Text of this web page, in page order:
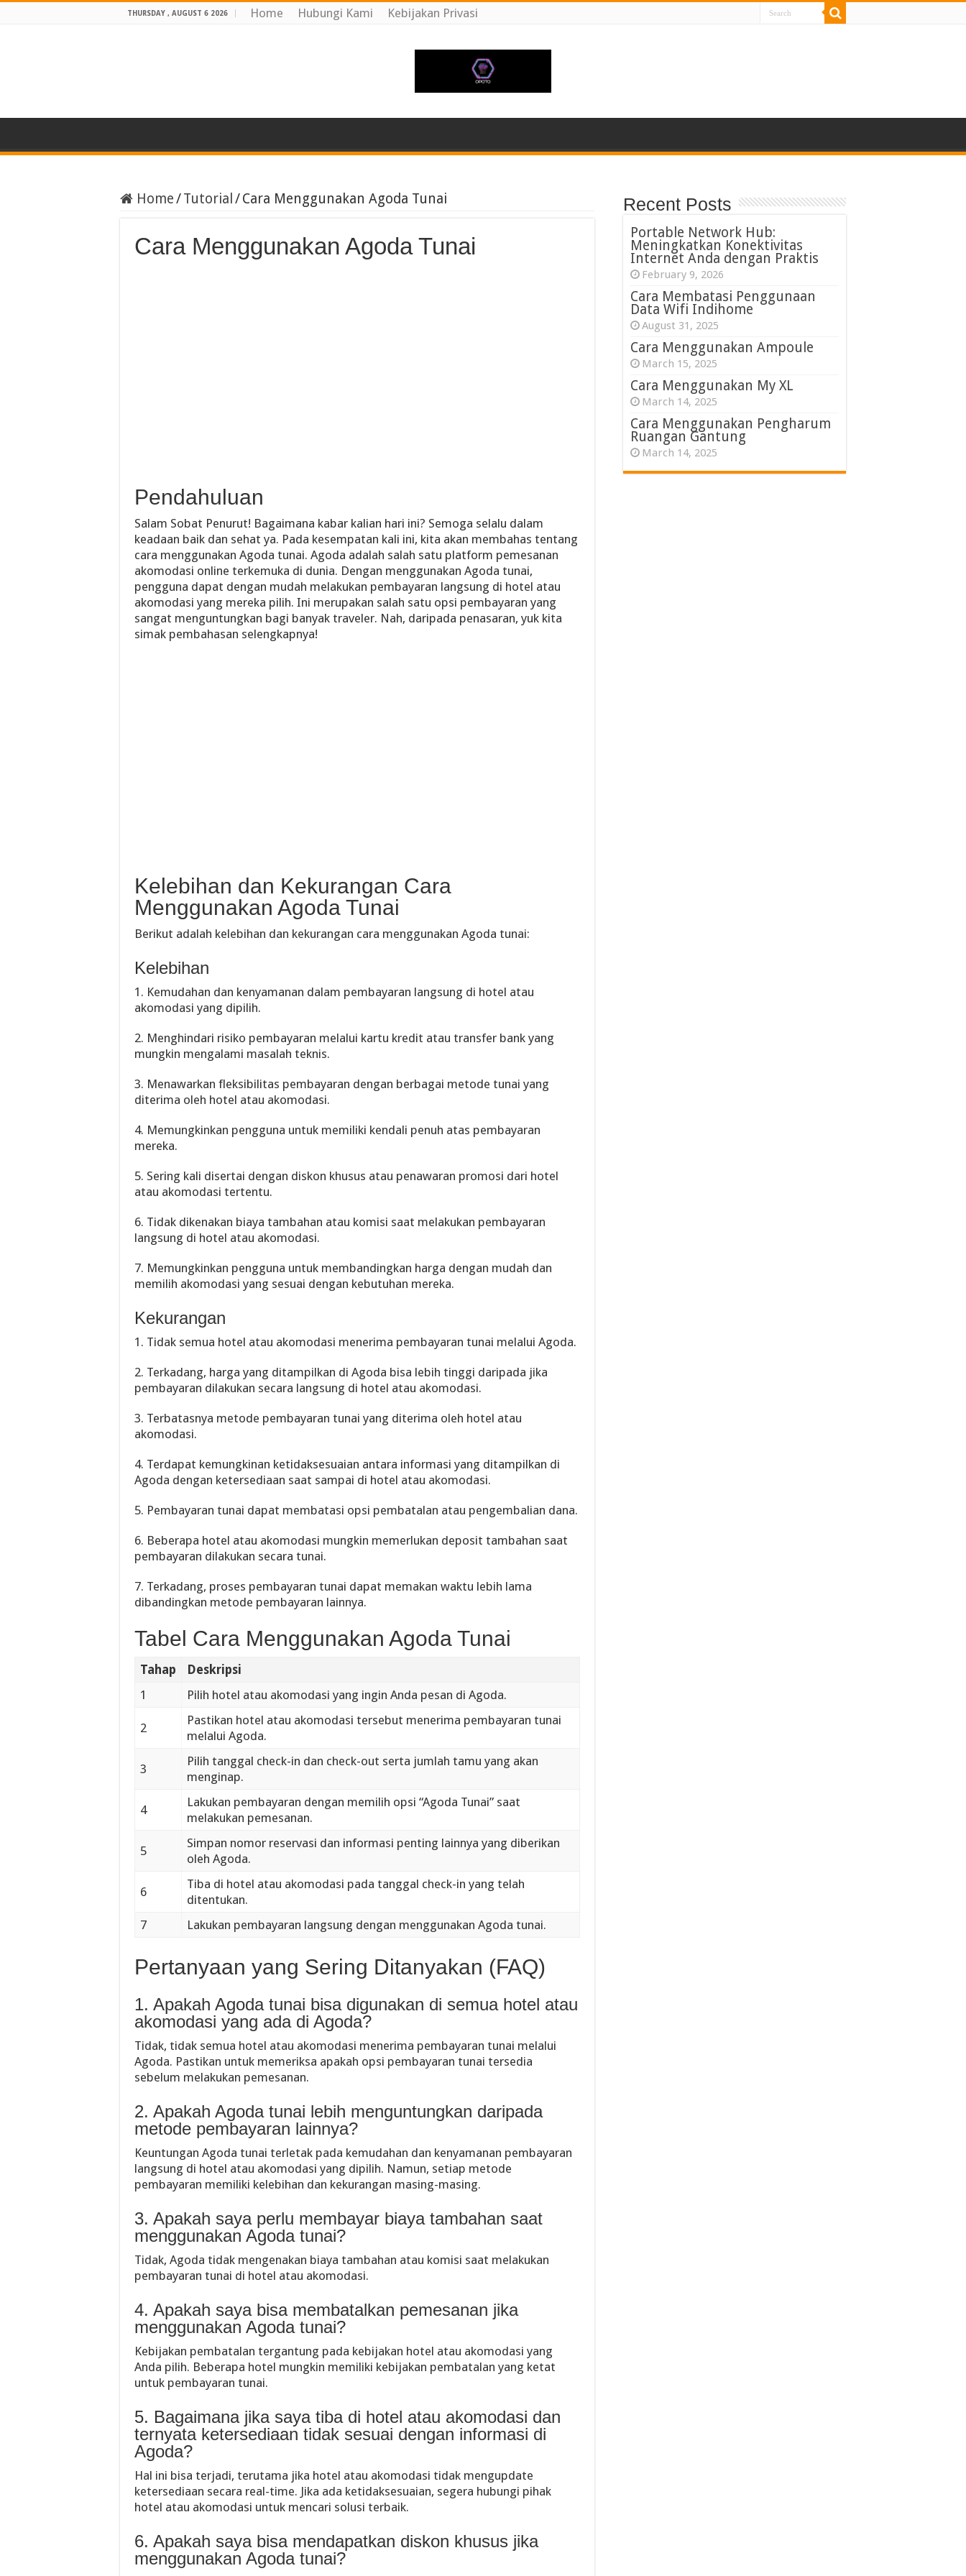
THURSDAY , AUGUST 6 2026 Home Hubungi Kami Kebijakan Privasi
Home/Tutorial /Cara Menggunakan Agoda Tunai
Cara Menggunakan Agoda Tunai
Pendahuluan
Salam Sobat Penurut! Bagaimana kabar kalian hari ini? Semoga selalu dalam
keadaan baik dan sehat ya. Pada kesempatan kali ini, kita akan membahas tentang
cara menggunakan Agoda tunai. Agoda adalah salah satu platform pemesanan
akomodasi online terkemuka di dunia. Dengan menggunakan Agoda tunai,
pengguna dapat dengan mudah melakukan pembayaran langsung di hotel atau
akomodasi yang mereka pilih. Ini merupakan salah satu opsi pembayaran yang
sangat menguntungkan bagi banyak traveler. Nah, daripada penasaran, yuk kita
simak pembahasan selengkapnya!
Kelebihan dan Kekurangan Cara
Menggunakan Agoda Tunai
Berikut adalah kelebihan dan kekurangan cara menggunakan Agoda tunai:
Kelebihan
1. Kemudahan dan kenyamanan dalam pembayaran langsung di hotel atau
akomodasi yang dipilih.
2. Menghindari risiko pembayaran melalui kartu kredit atau transfer bank yang
mungkin mengalami masalah teknis.
3. Menawarkan fleksibilitas pembayaran dengan berbagai metode tunai yang
diterima oleh hotel atau akomodasi.
4. Memungkinkan pengguna untuk memiliki kendali penuh atas pembayaran
mereka.
5. Sering kali disertai dengan diskon khusus atau penawaran promosi dari hotel
atau akomodasi tertentu.
6. Tidak dikenakan biaya tambahan atau komisi saat melakukan pembayaran
langsung di hotel atau akomodasi.
7. Memungkinkan pengguna untuk membandingkan harga dengan mudah dan
memilih akomodasi yang sesuai dengan kebutuhan mereka.
Kekurangan
1. Tidak semua hotel atau akomodasi menerima pembayaran tunai melalui Agoda.
2. Terkadang, harga yang ditampilkan di Agoda bisa lebih tinggi daripada jika
pembayaran dilakukan secara langsung di hotel atau akomodasi.
3. Terbatasnya metode pembayaran tunai yang diterima oleh hotel atau
akomodasi.
4. Terdapat kemungkinan ketidaksesuaian antara informasi yang ditampilkan di
Agoda dengan ketersediaan saat sampai di hotel atau akomodasi.
5. Pembayaran tunai dapat membatasi opsi pembatalan atau pengembalian dana.
6. Beberapa hotel atau akomodasi mungkin memerlukan deposit tambahan saat
pembayaran dilakukan secara tunai.
7. Terkadang, proses pembayaran tunai dapat memakan waktu lebih lama
dibandingkan metode pembayaran lainnya.
Tabel Cara Menggunakan Agoda Tunai
Tahap
Deskripsi
1
Pilih hotel atau akomodasi yang ingin Anda pesan di Agoda.
2
Pastikan hotel atau akomodasi tersebut menerima pembayaran tunai
melalui Agoda.
3
Pilih tanggal check-in dan check-out serta jumlah tamu yang akan
menginap.
4
Lakukan pembayaran dengan memilih opsi “Agoda Tunai” saat
melakukan pemesanan.
5
Simpan nomor reservasi dan informasi penting lainnya yang diberikan
oleh Agoda.
6
Tiba di hotel atau akomodasi pada tanggal check-in yang telah
ditentukan.
7
Lakukan pembayaran langsung dengan menggunakan Agoda tunai.
Pertanyaan yang Sering Ditanyakan (FAQ)
1. Apakah Agoda tunai bisa digunakan di semua hotel atau
akomodasi yang ada di Agoda?
Tidak, tidak semua hotel atau akomodasi menerima pembayaran tunai melalui
Agoda. Pastikan untuk memeriksa apakah opsi pembayaran tunai tersedia
sebelum melakukan pemesanan.
2. Apakah Agoda tunai lebih menguntungkan daripada
metode pembayaran lainnya?
Keuntungan Agoda tunai terletak pada kemudahan dan kenyamanan pembayaran
langsung di hotel atau akomodasi yang dipilih. Namun, setiap metode
pembayaran memiliki kelebihan dan kekurangan masing-masing.
3. Apakah saya perlu membayar biaya tambahan saat
menggunakan Agoda tunai?
Tidak, Agoda tidak mengenakan biaya tambahan atau komisi saat melakukan
pembayaran tunai di hotel atau akomodasi.
4. Apakah saya bisa membatalkan pemesanan jika
menggunakan Agoda tunai?
Kebijakan pembatalan tergantung pada kebijakan hotel atau akomodasi yang
Anda pilih. Beberapa hotel mungkin memiliki kebijakan pembatalan yang ketat
untuk pembayaran tunai.
5. Bagaimana jika saya tiba di hotel atau akomodasi dan
ternyata ketersediaan tidak sesuai dengan informasi di
Agoda?
Hal ini bisa terjadi, terutama jika hotel atau akomodasi tidak mengupdate
ketersediaan secara real-time. Jika ada ketidaksesuaian, segera hubungi pihak
hotel atau akomodasi untuk mencari solusi terbaik.
6. Apakah saya bisa mendapatkan diskon khusus jika
menggunakan Agoda tunai?
Recent Posts
Portable Network Hub:
Meningkatkan Konektivitas
Internet Anda dengan Praktis
February 9, 2026
Cara Membatasi Penggunaan
Data Wifi Indihome
August 31, 2025
Cara Menggunakan Ampoule
March 15, 2025
Cara Menggunakan My XL
March 14, 2025
Cara Menggunakan Pengharum
Ruangan Gantung
March 14, 2025